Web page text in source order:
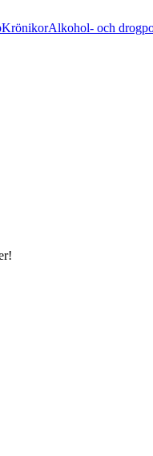
KrönikorAlkohol- och